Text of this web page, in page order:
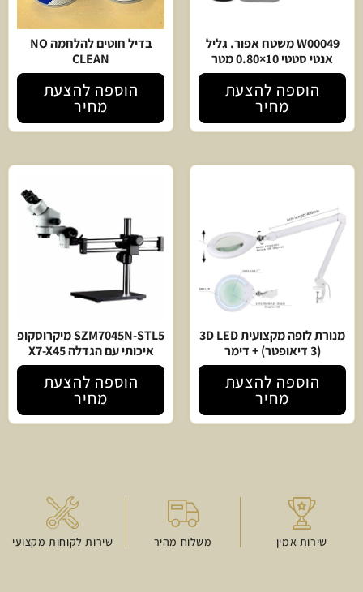
W00049 משטח אפור. גליל
אנטי סטטי 10×0.80 מטר
הוספה להצעת
מחיר
בדיל חוטים להלחמה NO
CLEAN
הוספה להצעת
מחיר
מנורת לופה מקצועית 3D LED
(3 דיאופטר) + דימר
הוספה להצעת
מחיר
SZM7045N-STL5 מיקרוסקופ
איכותי עם הגדלה X7-X45
הוספה להצעת
מחיר
שירות אמין משלוח מהיר שירות לקוחות מקצועי